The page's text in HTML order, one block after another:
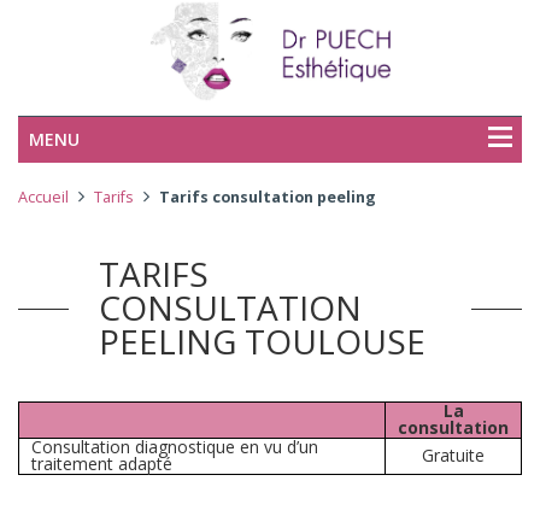
MENU
Accueil Tarifs Tarifs consultation peeling
TARIFS
CONSULTATION
PEELING TOULOUSE
La
consultation
Consultation diagnostique en vu d’un
traitement adapté Gratuite